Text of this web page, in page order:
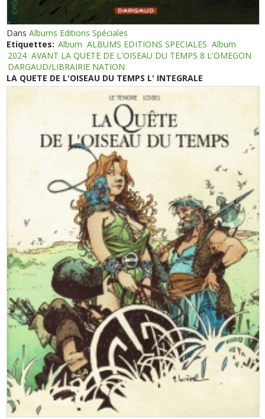
DansAlbums Editions Spéciales
Etiquettes: Album ALBUMS EDITIONS SPECIALES Album
2024 AVANT LA QUETE DE L'OISEAU DU TEMPS 8 L'OMEGON
DARGAUD/LIBRAIRIE NATION
LA QUETE DE L'OISEAU DU TEMPS L' INTEGRALE